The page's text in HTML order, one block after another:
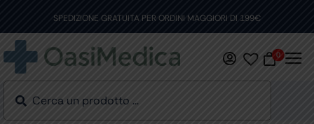
content
SPEDIZIONE GRATUITA PER ORDINI MAGGIORI DI 199€
0